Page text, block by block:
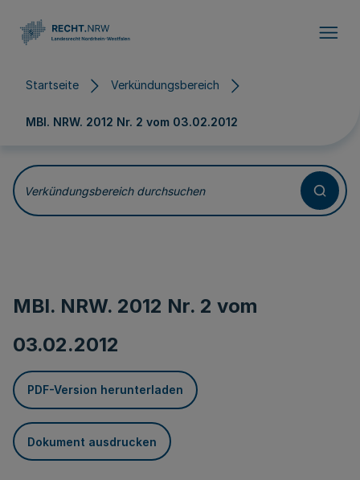
Startseite Verkündungsbereich
MBl. NRW. 2012 Nr. 2 vom 03.02.2012
Verkündungsbereich durchsuchen
MBl. NRW. 2012 Nr. 2 vom
03.02.2012
PDF-Version herunterladen
Dokument ausdrucken